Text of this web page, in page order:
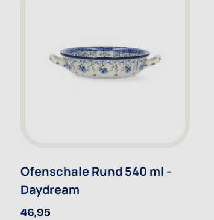
Ofenschale Rund 540 ml -
Daydream
46,95